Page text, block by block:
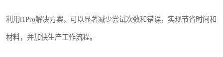
利用i1Pro解决方案，可以显著减少尝试次数和错误，实现节省时间和
材料，并加快生产工作流程。